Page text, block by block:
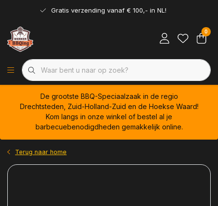
Gratis verzending vanaf € 100,- in NL!
0
De grootste BBQ-Speciaalzaak in de regio
Drechtsteden, Zuid-Holland-Zuid en de Hoekse Waard!
Kom langs in onze winkel of bestel al je
barbecuebenodigdheden gemakkelijk online.
Terug naar home